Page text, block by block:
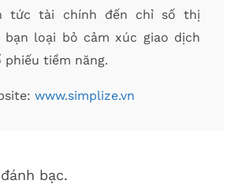
tức tài chính đến chỉ số thị
bạn loại bỏ cảm xúc giao dịch
phiếu tiềm năng.
www.simplize.vn
bạc.